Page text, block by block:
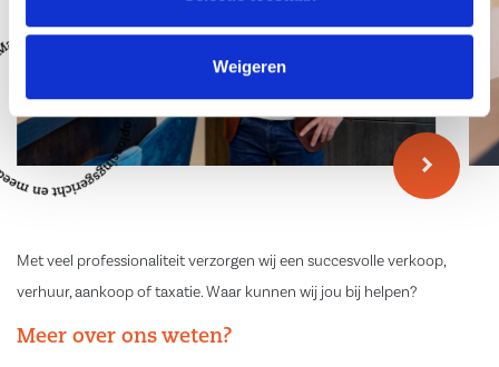
Weigeren
Met veel professionaliteit verzorgen wij een succesvolle verkoop,
verhuur, aankoop of taxatie. Waar kunnen wij jou bij helpen?
Meer over ons weten?